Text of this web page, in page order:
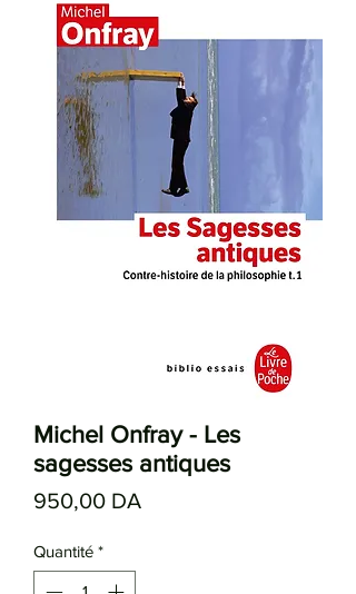
Michel Onfray - Les
sagesses antiques
950,00 DA
Quantité *